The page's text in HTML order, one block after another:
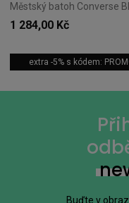
1 284,00 Kč
extra -5% s kódem:
Buďte v